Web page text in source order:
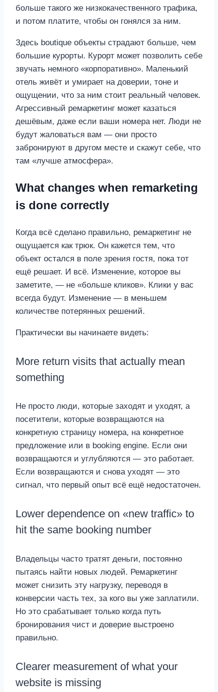
больше такого же низкокачественного трафика,
и потом платите, чтобы он гонялся за ним.
Здесь boutique объекты страдают больше, чем
большие курорты. Курорт может позволить себе
звучать немного «корпоративно». Маленький
отель живёт и умирает на доверии, тоне и
ощущении, что за ним стоит реальный человек.
Агрессивный ремаркетинг может казаться
дешёвым, даже если ваши номера нет. Люди не
будут жаловаться вам — они просто
забронируют в другом месте и скажут себе, что
там «лучше атмосфера».
What changes when remarketing
is done correctly
Когда всё сделано правильно, ремаркетинг не
ощущается как трюк. Он кажется тем, что
объект остался в поле зрения гостя, пока тот
ещё решает. И всё. Изменение, которое вы
заметите, — не «больше кликов». Клики у вас
всегда будут. Изменение — в меньшем
количестве потерянных решений.
Практически вы начинаете видеть:
More return visits that actually mean
something
Не просто люди, которые заходят и уходят, а
посетители, которые возвращаются на
конкретную страницу номера, на конкретное
предложение или в booking engine. Если они
возвращаются и углубляются — это работает.
Если возвращаются и снова уходят — это
сигнал, что первый опыт всё ещё недостаточен.
Lower dependence on «new traffic» to
hit the same booking number
Владельцы часто тратят деньги, постоянно
пытаясь найти новых людей. Ремаркетинг
может снизить эту нагрузку, переводя в
конверсии часть тех, за кого вы уже заплатили.
Но это срабатывает только когда путь
бронирования чист и доверие выстроено
правильно.
Clearer measurement of what your
website is missing